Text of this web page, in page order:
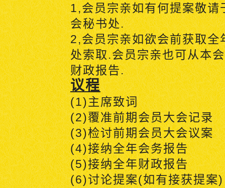
1,会员宗亲如有何提案敬请
会秘书处.
2,会员宗亲如欲会前获取
处索取.会员宗亲也可从本
财政报告.
议程
(1)主席致词
(2)覆准前期会员大会记录
(3)检讨前期会员大会议案
(4)接纳全年会务报告
(5)接纳全年财政报告
(6)讨论提案(如有接获提案)